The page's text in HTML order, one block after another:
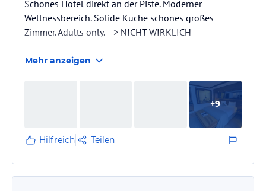
Schönes Hotel direkt an der Piste. Moderner
Wellnessbereich. Solide Küche schönes großes
Zimmer. Adults only. --> NICHT WIRKLICH
Mehr anzeigen
+9
Hilfreich Teilen